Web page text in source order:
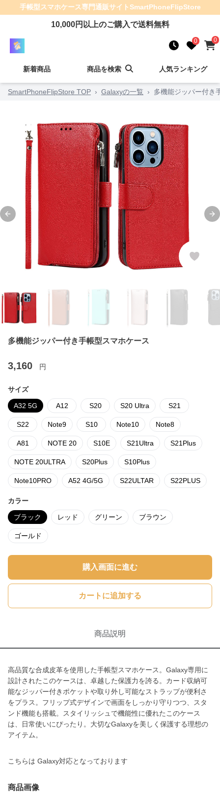
手帳型スマホケース専門通販サイトSmartPhoneFlipStore
10,000円以上のご購入で送料無料
0 0
新着商品 商品を検索 人気ランキング
SmartPhoneFlipStore TOP › Galaxyの一覧 › 多機能ジッパー付き
Previous slide
多機能ジッパー付き手帳型スマホケース
3,160 円
サイズ
A32 5G A12 S20 S20 Ultra S21
S22 Note9 S10 Note10 Note8
A81 NOTE 20 S10E S21Ultra S21Plus
NOTE 20ULTRA S20Plus S10Plus
Note10PRO A52 4G/5G S22ULTAR S22PLUS
カラー
ブラック レッド グリーン ブラウン
ゴールド
購入画面に進む
カートに追加する
商品説明
高品質な合成皮革を使用した手帳型スマホケース。Galaxy専用に
設計されたこのケースは、卓越した保護力を誇る。カード収納可
能なジッパー付きポケットや取り外し可能なストラップが便利さ
をプラス。フリップ式デザインで画面をしっかり守りつつ、スタ
ンド機能も搭載。スタイリッシュで機能性に優れたこのケース
は、日常使いにぴったり。大切なGalaxyを美しく保護する理想の
アイテム。
こちらは Galaxy対応となっております
商品画像